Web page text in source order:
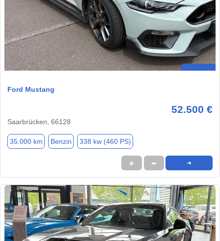
Ford Mustang
52.500 €
Saarbrücken, 66128
35.000 km Benzin 338 kw (460 PS)
★ ➦ ➜